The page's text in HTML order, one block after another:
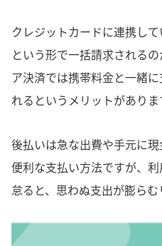
クレジットカードに連携し
という形で一括請求される
ア決済では携帯料金と一緒
れるというメリットがありま
後払いは急な出費や手元に
便利な支払い方法ですが、
怠ると、思わぬ支出が膨らむ